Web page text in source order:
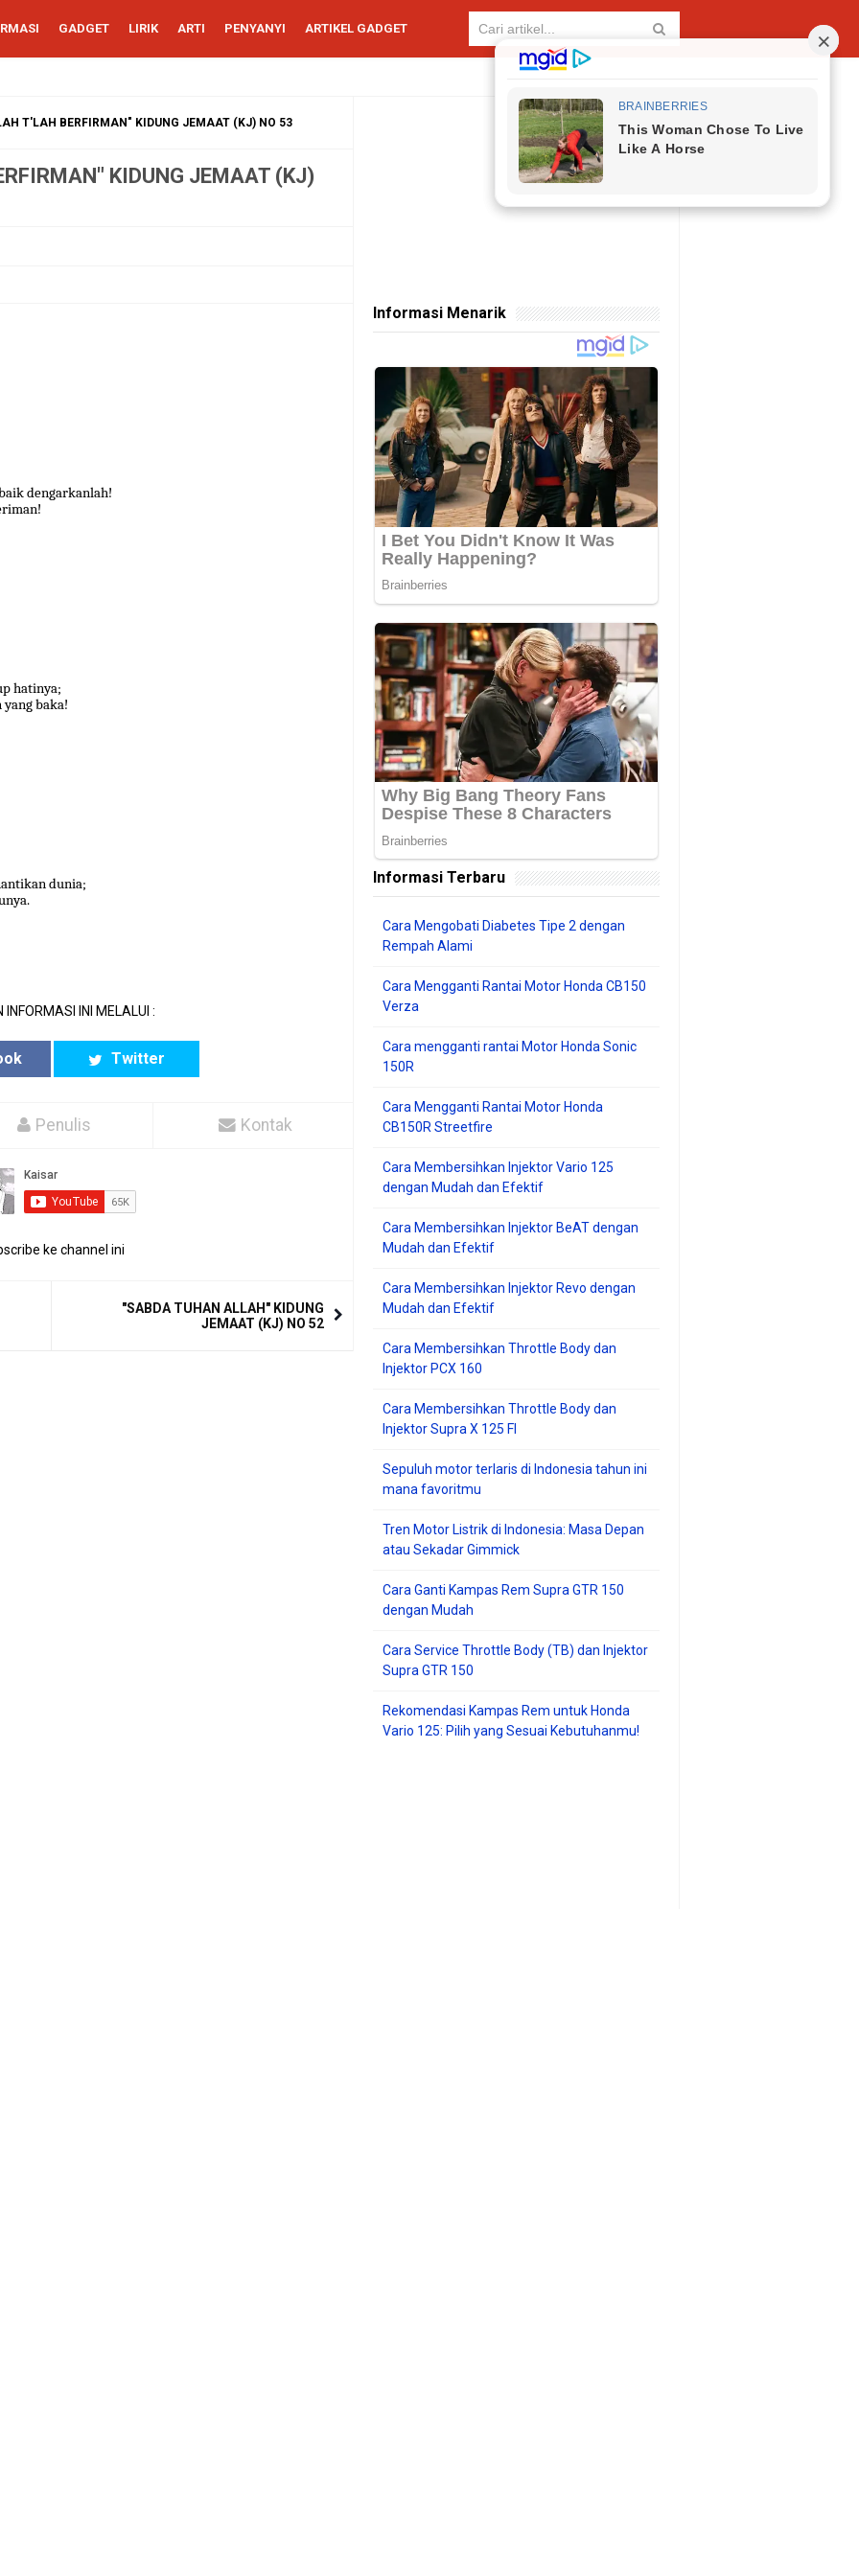
GADGET LIRIK ARTI PENYANYI ARTIKEL GADGET
T'LAH BERFIRMAN" KIDUNG JEMAAT (KJ) NO 53
KIDUNG JEMAAT (KJ)
dengarkanlah!
hatinya;
baka!
dunia;
INFORMASI INI MELALUI :
Twitter
Penulis Kontak
ke channel ini
"SABDA TUHAN ALLAH" KIDUNG
JEMAAT (KJ) NO 52
Informasi Menarik
Informasi Terbaru
Cara Mengobati Diabetes Tipe 2 dengan
Rempah Alami
Cara Mengganti Rantai Motor Honda CB150
Verza
Cara mengganti rantai Motor Honda Sonic
150R
Cara Mengganti Rantai Motor Honda
CB150R Streetfire
Cara Membersihkan Injektor Vario 125
dengan Mudah dan Efektif
Cara Membersihkan Injektor BeAT dengan
Mudah dan Efektif
Cara Membersihkan Injektor Revo dengan
Mudah dan Efektif
Cara Membersihkan Throttle Body dan
Injektor PCX 160
Cara Membersihkan Throttle Body dan
Injektor Supra X 125 FI
Sepuluh motor terlaris di Indonesia tahun ini
mana favoritmu
Tren Motor Listrik di Indonesia: Masa Depan
atau Sekadar Gimmick
Cara Ganti Kampas Rem Supra GTR 150
dengan Mudah
Cara Service Throttle Body (TB) dan Injektor
Supra GTR 150
Rekomendasi Kampas Rem untuk Honda
Vario 125: Pilih yang Sesuai Kebutuhanmu!